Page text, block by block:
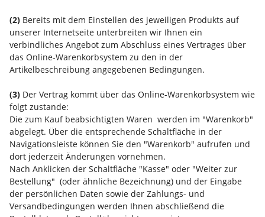
(2) Bereits mit dem Einstellen des jeweiligen Produkts auf
unserer Internetseite unterbreiten wir Ihnen ein
verbindliches Angebot zum Abschluss eines Vertrages über
das Online-Warenkorbsystem zu den in der
Artikelbeschreibung angegebenen Bedingungen.
(3) Der Vertrag kommt über das Online-Warenkorbsystem wie
folgt zustande:
Die zum Kauf beabsichtigten Waren werden im "Warenkorb"
abgelegt. Über die entsprechende Schaltfläche in der
Navigationsleiste können Sie den "Warenkorb" aufrufen und
dort jederzeit Änderungen vornehmen.
Nach Anklicken der Schaltfläche "Kasse" oder "Weiter zur
Bestellung" (oder ähnliche Bezeichnung) und der Eingabe
der persönlichen Daten sowie der Zahlungs- und
Versandbedingungen werden Ihnen abschließend die